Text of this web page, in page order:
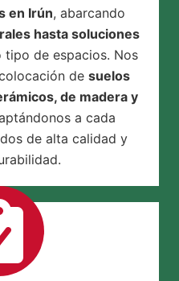
en Irún, abarcando
hasta soluciones
de espacios. Nos
de suelos
de madera y
a cada
de alta calidad y